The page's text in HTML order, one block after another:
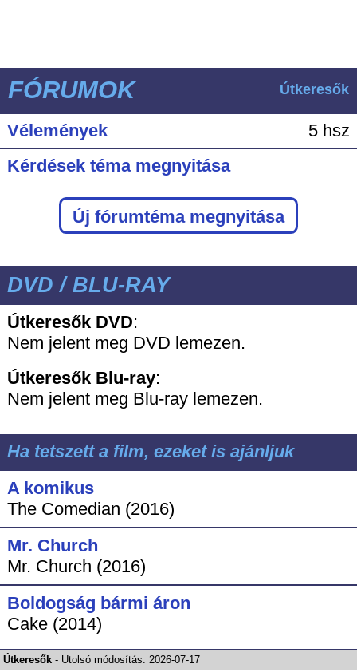
FÓRUMOK Útkeresők
Vélemények
5 hsz
Kérdések téma megnyitása
Új fórumtéma megnyitása
DVD / BLU-RAY
Útkeresők DVD:
Nem jelent meg DVD lemezen.
Útkeresők Blu-ray:
Nem jelent meg Blu-ray lemezen.
Ha tetszett a film, ezeket is ajánljuk
A komikus
The Comedian (2016)
Mr. Church
Mr. Church (2016)
Boldogság bármi áron
Cake (2014)
Útkeresők - Utolsó módosítás:2026-07-17